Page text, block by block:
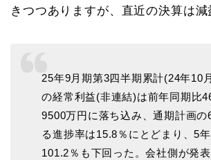
きつつありますが、直近の決算は減
25年9月期第3四半期累計(24年10
の経常利益(非連結)は前年同期比
9500万円に落ち込み、通期計画の
る進捗率は15.8％にとどまり、5
101.2％も下回った。会社側が発